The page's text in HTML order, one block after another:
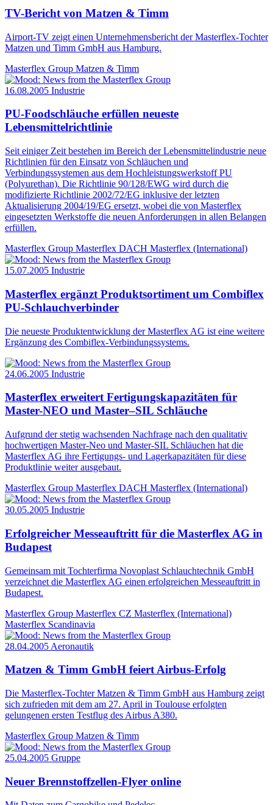
TV-Bericht von Matzen & Timm
Airport-TV zeigt einen Unternehmensbericht der Masterflex-Tochter
Matzen und Timm GmbH aus Hamburg.
Masterflex Group Matzen & Timm
16.08.2005 Industrie
PU-Foodschläuche erfüllen neueste
Lebensmittelrichtlinie
Seit einiger Zeit bestehen im Bereich der Lebensmittelindustrie neue
Richtlinien für den Einsatz von Schläuchen und
Verbindungssystemen aus dem Hochleistungswerkstoff PU
(Polyurethan). Die Richtlinie 90/128/EWG wird durch die
modifizierte Richtlinie 2002/72/EG inklusive der letzten
Aktualisierung 2004/19/EG ersetzt, wobei die von Masterflex
eingesetzten Werkstoffe die neuen Anforderungen in allen Belangen
erfüllen.
Masterflex Group Masterflex DACH Masterflex (International)
15.07.2005 Industrie
Masterflex ergänzt Produktsortiment um Combiflex
PU-Schlauchverbinder
Die neueste Produktentwicklung der Masterflex AG ist eine weitere
Ergänzung des Combiflex-Verbindungssystems.
24.06.2005 Industrie
Masterflex erweitert Fertigungskapazitäten für
Master-NEO und Master–SIL Schläuche
Aufgrund der stetig wachsenden Nachfrage nach den qualitativ
hochwertigen Master-Neo und Master-SIL Schläuchen hat die
Masterflex AG ihre Fertigungs- und Lagerkapazitäten für diese
Produktlinie weiter ausgebaut.
Masterflex Group Masterflex DACH Masterflex (International)
30.05.2005 Industrie
Erfolgreicher Messeauftritt für die Masterflex AG in
Budapest
Gemeinsam mit Tochterfirma Novoplast Schlauchtechnik GmbH
verzeichnet die Masterflex AG einen erfolgreichen Messeauftritt in
Budapest.
Masterflex Group Masterflex CZ Masterflex (International)
Masterflex Scandinavia
28.04.2005 Aeronautik
Matzen & Timm GmbH feiert Airbus-Erfolg
Die Masterflex-Tochter Matzen & Timm GmbH aus Hamburg zeigt
sich zufrieden mit dem am 27. April in Toulouse erfolgten
gelungenen ersten Testflug des Airbus A380.
Masterflex Group Matzen & Timm
25.04.2005 Gruppe
Neuer Brennstoffzellen-Flyer online